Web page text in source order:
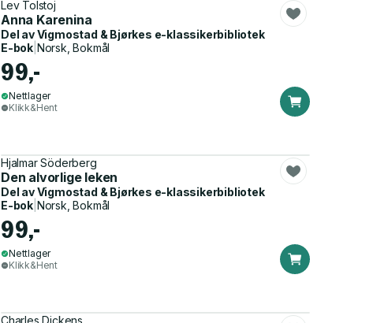
Lev Tolstoj
Anna Karenina
Del avVigmostad & Bjørkes e-klassikerbibliotek
E-bok Norsk, Bokmål
99,-
Nettlager
Klikk&Hent
Hjalmar Söderberg
Den alvorlige leken
Del avVigmostad & Bjørkes e-klassikerbibliotek
E-bok Norsk, Bokmål
99,-
Nettlager
Klikk&Hent
Charles Dickens